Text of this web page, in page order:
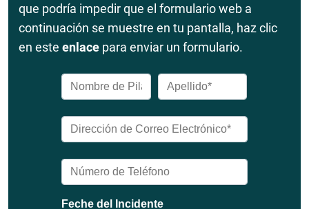
que podría impedir que el formulario web a
continuación se muestre en tu pantalla, haz clic
en este enlace para enviar un formulario.